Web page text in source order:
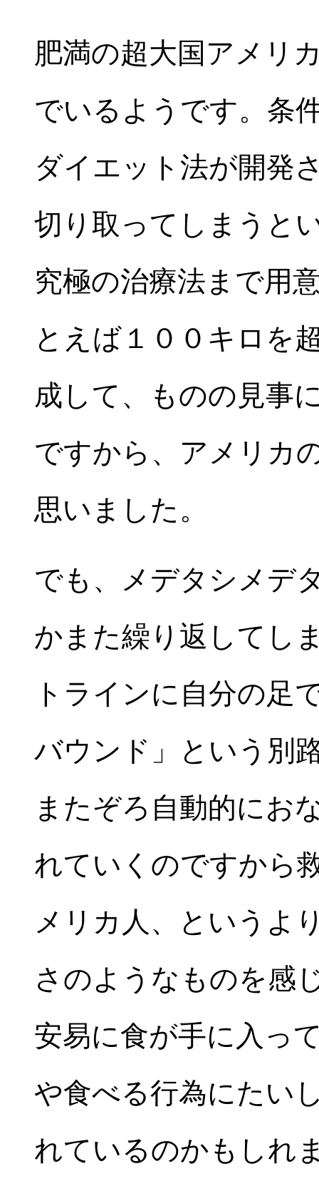
肥満の超大国アメリ
でいるようです。条
ダイエット法が開発
切り取ってしまうと
究極の治療法まで用
とえば１００キロを
成して、ものの見事
ですから、アメリカ
思いました。
でも、メデタシメデ
かまた繰り返してし
トラインに自分の足
バウンド」という別
またぞろ自動的にお
れていくのですから
メリカ人、というよ
さのようなものを感
安易に食が手に入っ
や食べる行為にたい
れているのかもしれ